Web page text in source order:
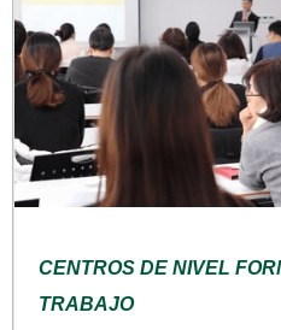
CENTROS DE NIVEL
TRABAJO